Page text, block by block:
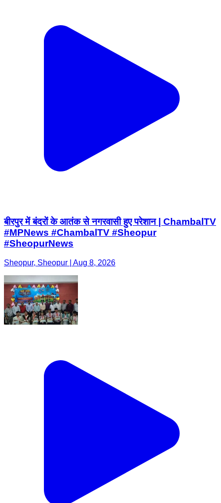
बीरपुर में बंदरों के आतंक से नगरवासी हुए परेशान | ChambalTV
#MPNews #ChambalTV #Sheopur
#SheopurNews
Sheopur, Sheopur | Aug 8, 2026